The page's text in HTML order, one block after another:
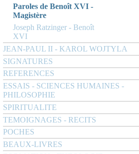
Paroles de Benoît XVI -
Magistère
Joseph Ratzinger - Benoît
XVI
JEAN-PAUL II - KAROL WOJTYLA
SIGNATURES
REFERENCES
ESSAIS - SCIENCES HUMAINES -
PHILOSOPHIE
SPIRITUALITE
TEMOIGNAGES - RECITS
POCHES
BEAUX-LIVRES